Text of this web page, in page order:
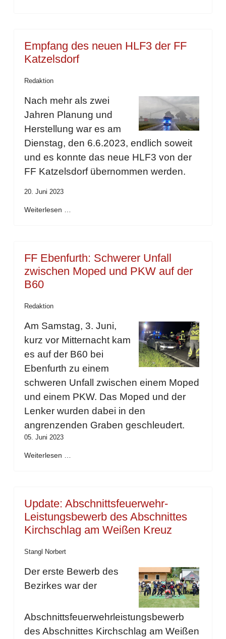
Empfang des neuen HLF3 der FF
Katzelsdorf
Redaktion
Nach mehr als zwei
Jahren Planung und
Herstellung war es am
Dienstag, den 6.6.2023, endlich soweit
und es konnte das neue HLF3 von der
FF Katzelsdorf übernommen werden.
20. Juni 2023
Weiterlesen …
FF Ebenfurth: Schwerer Unfall
zwischen Moped und PKW auf der
B60
Redaktion
Am Samstag, 3. Juni,
kurz vor Mitternacht kam
es auf der B60 bei
Ebenfurth zu einem
schweren Unfall zwischen einem Moped
und einem PKW. Das Moped und der
Lenker wurden dabei in den
angrenzenden Graben geschleudert.
05. Juni 2023
Weiterlesen …
Update: Abschnittsfeuerwehr-
Leistungsbewerb des Abschnittes
Kirchschlag am Weißen Kreuz
Stangl Norbert
Der erste Bewerb des
Bezirkes war der
Abschnittsfeuerwehrleistungsbewerb
des Abschnittes Kirchschlag am Weißen